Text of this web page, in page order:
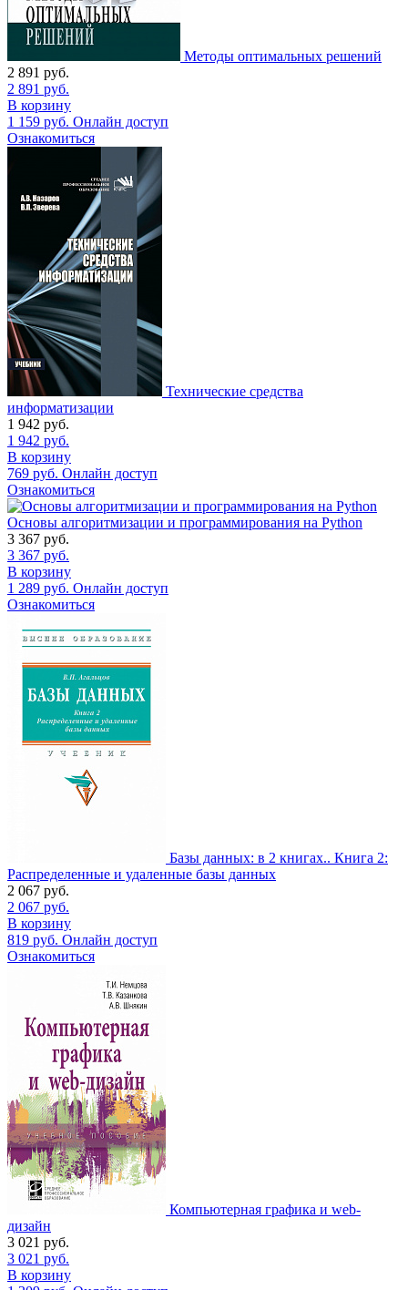
Методы оптимальных решений
2 891 руб.
2 891 руб.
В корзину
1 159 руб. Онлайн доступ
Ознакомиться
Технические средства
информатизации
1 942 руб.
1 942 руб.
В корзину
769 руб. Онлайн доступ
Ознакомиться
Основы алгоритмизации и программирования на Python
3 367 руб.
3 367 руб.
В корзину
1 289 руб. Онлайн доступ
Ознакомиться
Базы данных: в 2 книгах.. Книга 2:
Распределенные и удаленные базы данных
2 067 руб.
2 067 руб.
В корзину
819 руб. Онлайн доступ
Ознакомиться
Компьютерная графика и web-
дизайн
3 021 руб.
3 021 руб.
В корзину